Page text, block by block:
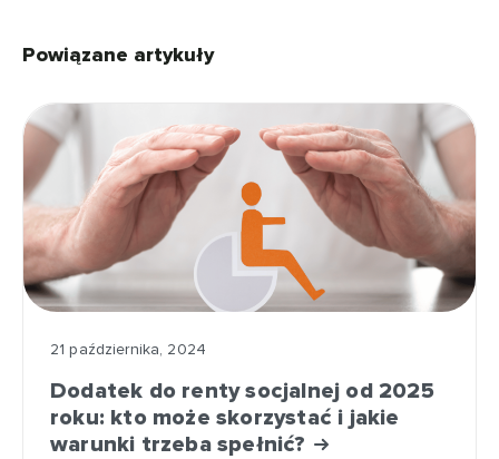
Powiązane artykuły
21 października, 2024
Dodatek do renty socjalnej od 2025
roku: kto może skorzystać i jakie
warunki trzeba spełnić?